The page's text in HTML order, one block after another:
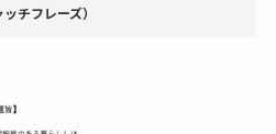
ッチフレーズ）